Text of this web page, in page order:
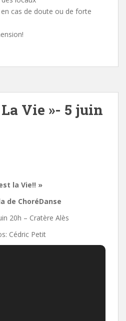
cas de doute ou de forte
La Vie »- 5 juin
la Vie!! »
de ChoréDanse
20h – Cratère Alès
Cédric Petit